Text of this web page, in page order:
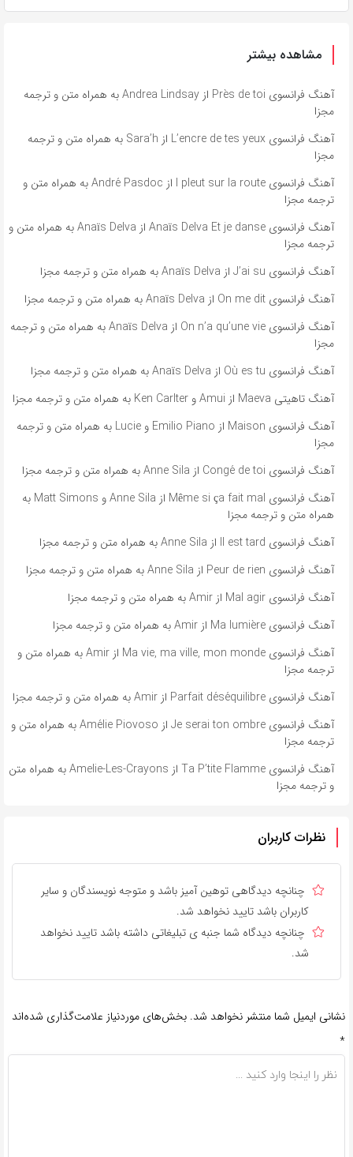
مشاهده بیشتر
آهنگ فرانسوی Près de toi از Andrea Lindsay به همراه متن و ترجمه
مجزا
آهنگ فرانسوی L’encre de tes yeux از Sara’h به همراه متن و ترجمه
مجزا
آهنگ فرانسوی l pleut sur la route از André Pasdoc به همراه متن و
ترجمه مجزا
آهنگ فرانسوی Anaïs Delva Et je danse از Anaïs Delva به همراه متن و
ترجمه مجزا
آهنگ فرانسوی J’ai su از Anaïs Delva به همراه متن و ترجمه مجزا
آهنگ فرانسوی On me dit از Anaïs Delva به همراه متن و ترجمه مجزا
آهنگ فرانسوی On n’a qu’une vie از Anaïs Delva به همراه متن و ترجمه
مجزا
آهنگ فرانسوی Où es tu از Anaïs Delva به همراه متن و ترجمه مجزا
آهنگ تاهیتی Maeva از Amui و Ken Carlter به همراه متن و ترجمه مجزا
آهنگ فرانسوی Maison از Emilio Piano و Lucie به همراه متن و ترجمه
مجزا
آهنگ فرانسوی Congé de toi از Anne Sila به همراه متن و ترجمه مجزا
آهنگ فرانسوی Même si ça fait mal از Anne Sila و Matt Simons به
همراه متن و ترجمه مجزا
آهنگ فرانسوی Il est tard از Anne Sila به همراه متن و ترجمه مجزا
آهنگ فرانسوی Peur de rien از Anne Sila به همراه متن و ترجمه مجزا
آهنگ فرانسوی Mal agir از Amir به همراه متن و ترجمه مجزا
آهنگ فرانسوی Ma lumière از Amir به همراه متن و ترجمه مجزا
آهنگ فرانسوی Ma vie, ma ville, mon monde از Amir به همراه متن و
ترجمه مجزا
آهنگ فرانسوی Parfait déséquilibre از Amir به همراه متن و ترجمه مجزا
آهنگ فرانسوی Je serai ton ombre از Amélie Piovoso به همراه متن و
ترجمه مجزا
آهنگ فرانسوی Ta P’tite Flamme از Amelie-Les-Crayons به همراه متن
و ترجمه مجزا
نظرات کاربران
چنانچه دیدگاهی توهین آمیز باشد و متوجه نویسندگان و سایر
کاربران باشد تایید نخواهد شد.
چنانچه دیدگاه شما جنبه ی تبلیغاتی داشته باشد تایید نخواهد
شد.
نشانی ایمیل شما منتشر نخواهد شد. بخش‌های موردنیاز علامت‌گذاری شده‌اند
*